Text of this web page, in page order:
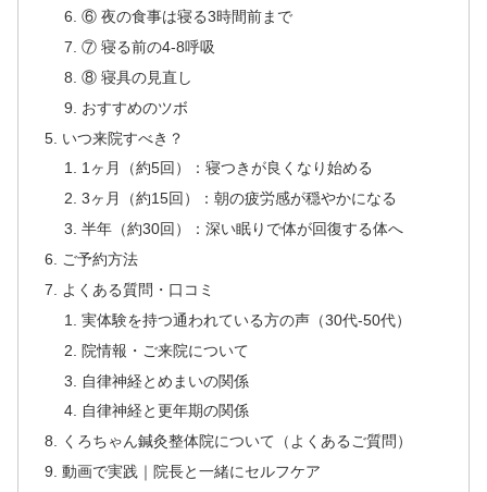
⑥ 夜の食事は寝る3時間前まで
⑦ 寝る前の4-8呼吸
⑧ 寝具の見直し
おすすめのツボ
いつ来院すべき？
1ヶ月（約5回）：寝つきが良くなり始める
3ヶ月（約15回）：朝の疲労感が穏やかになる
半年（約30回）：深い眠りで体が回復する体へ
ご予約方法
よくある質問・口コミ
実体験を持つ通われている方の声（30代-50代）
院情報・ご来院について
自律神経とめまいの関係
自律神経と更年期の関係
くろちゃん鍼灸整体院について（よくあるご質問）
動画で実践｜院長と一緒にセルフケア